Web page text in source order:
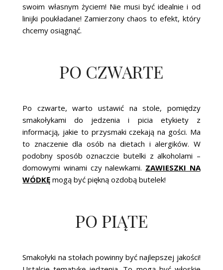
swoim własnym życiem! Nie musi być idealnie i od
linijki poukładane! Zamierzony chaos to efekt, który
chcemy osiągnąć.
PO CZWARTE
Po czwarte, warto ustawić na stole, pomiędzy
smakołykami do jedzenia i picia etykiety z
informacją, jakie to przysmaki czekają na gości. Ma
to znaczenie dla osób na dietach i alergików. W
podobny sposób oznaczcie butelki z alkoholami –
domowymi winami czy nalewkami. ZAWIESZKI NA
WÓDKĘ mogą być piękną ozdobą butelek!
PO PIĄTE
Smakołyki na stołach powinny być najlepszej jakości!